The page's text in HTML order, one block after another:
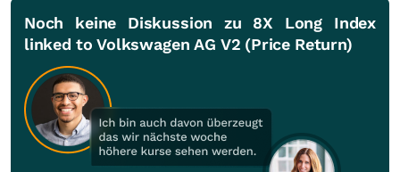
Noch keine Diskussion zu 8X Long Index
linked to Volkswagen AG V2 (Price Return)